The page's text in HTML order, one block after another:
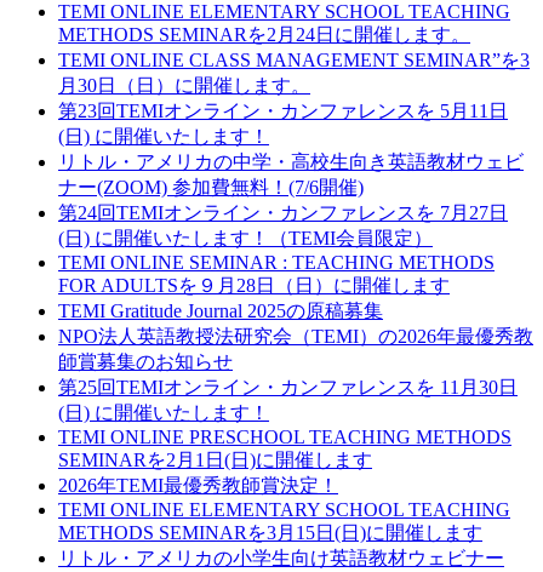
TEMI ONLINE ELEMENTARY SCHOOL TEACHING
METHODS SEMINARを2月24日に開催します。
TEMI ONLINE CLASS MANAGEMENT SEMINAR”を3
月30日（日）に開催します。
第23回TEMIオンライン・カンファレンスを 5月11日
(日) に開催いたします！
リトル・アメリカの中学・高校生向き英語教材ウェビ
ナー(ZOOM) 参加費無料！(7/6開催)
第24回TEMIオンライン・カンファレンスを 7月27日
(日) に開催いたします！（TEMI会員限定）
TEMI ONLINE SEMINAR : TEACHING METHODS
FOR ADULTSを９月28日（日）に開催します
TEMI Gratitude Journal 2025の原稿募集
NPO法人英語教授法研究会（TEMI）の2026年最優秀教
師賞募集のお知らせ
第25回TEMIオンライン・カンファレンスを 11月30日
(日) に開催いたします！
TEMI ONLINE PRESCHOOL TEACHING METHODS
SEMINARを2月1日(日)に開催します
2026年TEMI最優秀教師賞決定！
TEMI ONLINE ELEMENTARY SCHOOL TEACHING
METHODS SEMINARを3月15日(日)に開催します
リトル・アメリカの小学生向け英語教材ウェビナー